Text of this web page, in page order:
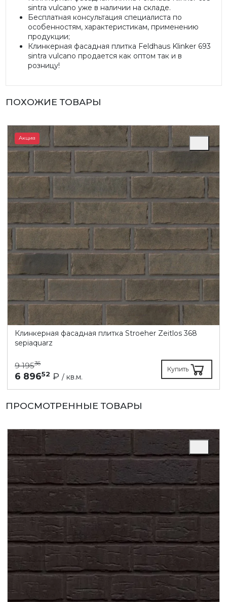
sintra vulcano уже в наличии на складе.
Бесплатная консультация специалиста по
особенностям, характеристикам, применению
продукции;
Клинкерная фасадная плитка Feldhaus Klinker 693
sintra vulcano продается как оптом так и в
розницу!
ПОХОЖИЕ ТОВАРЫ
Акция
Клинкерная фасадная плитка Stroeher Zeitlos 368
sepiaquarz
9 19536
6 89652 ₽ / кв.м.
Купить
ПРОСМОТРЕННЫЕ ТОВАРЫ